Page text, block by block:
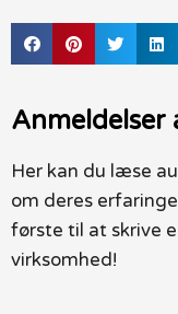
Anmeldelser
Her kan du læse
om deres
første til at skrive
virksomhed!